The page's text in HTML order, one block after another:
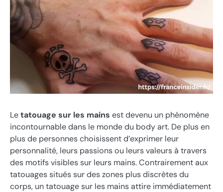
Letatouage sur les mains est devenu un phénomène
incontournable dans le monde du body art. De plus en
plus de personnes choisissent d’exprimer leur
personnalité, leurs passions ou leurs valeurs à travers
des motifs visibles sur leurs mains. Contrairement aux
tatouages situés sur des zones plus discrètes du
corps, un tatouage sur les mains attire immédiatement